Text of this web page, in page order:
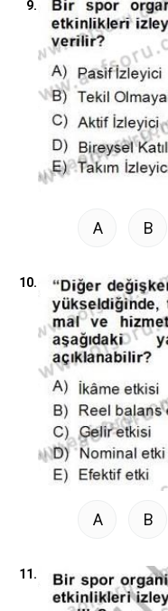
9.
A B
10.
A B
11.